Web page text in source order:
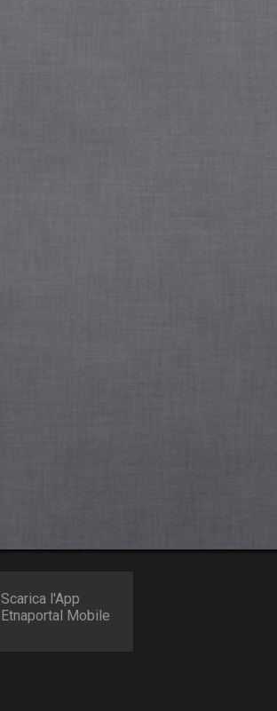
Scarica l'App
Etnaportal Mobile